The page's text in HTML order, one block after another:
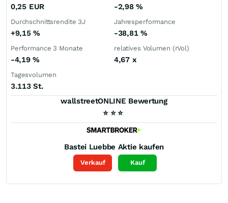
0,25 EUR -2,98%
Durchschnittsrendite 3J
+9,15%
Jahresperformance
-38,81 %
Performance 3 Monate
-4,19%
relatives Volumen (rVol)
4,67 x
Tagesvolumen
3.113 St.
wallstreetONLINE Bewertung
⭐ ⭐ ⭐
Bastei Luebbe Aktie kaufen
Verkauf Kauf